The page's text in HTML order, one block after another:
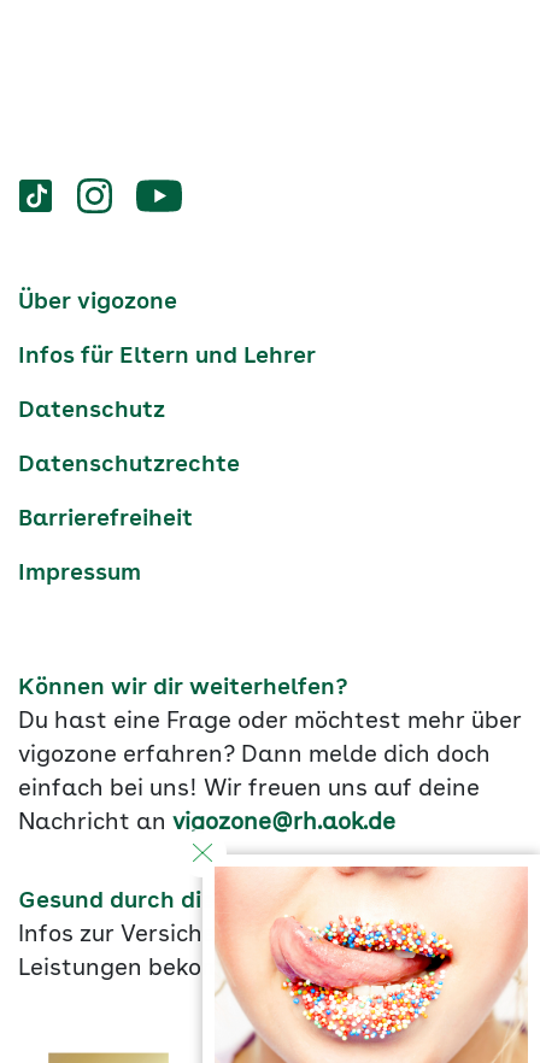
Services
Social-
vigozone.de
vigozone.devigozone.de
Services-
Über vigozone
Infos für Eltern und Lehrer
Datenschutz
Datenschutzrechte
Barrierefreiheit
Impressum
Können wir dir weiterhelfen?
Du hast eine Frage oder möchtest mehr über
vigozone erfahren? Dann melde dich doch
einfach bei uns! Wir freuen uns auf deine
Nachricht an vigozone@rh.aok.de
Gesund durch die Ausbildung
Infos zur Versicherung und unseren
Leistungen bekommst duhier.